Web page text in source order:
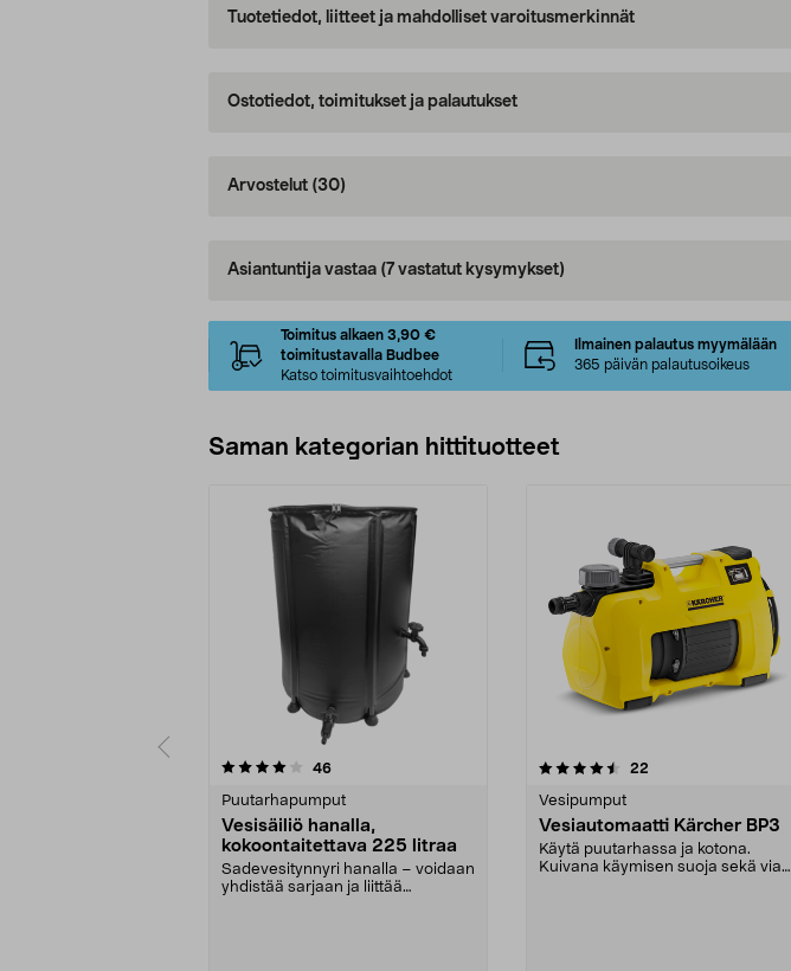
Tuotetiedot, liitteet ja mahdolliset varoitusmerkinnät
Ostotiedot, toimitukset ja palautukset
Arvostelut (30)
Asiantuntija vastaa (7 vastatut kysymykset)
Toimitus alkaen 3,90 €
toimitustavalla Budbee
Katso toimitusvaihtoehdot
Ilmainen palautus myymälään
365 päivän palautusoikeus
Saman kategorian hittituotteet
46arvostelut
Puutarhapumput
Vesisäiliö hanalla,
kokoontaitettava 225 litraa
Sadevesitynnyri hanalla – voidaan
yhdistää sarjaan ja liittää
4.5 viidestä
22
Vesipumput
Vesiautomaatti Kärcher BP3
Käytä puutarhassa ja kotona.
Kuivana käymisen suoja sekä vian
4.0 viidestä